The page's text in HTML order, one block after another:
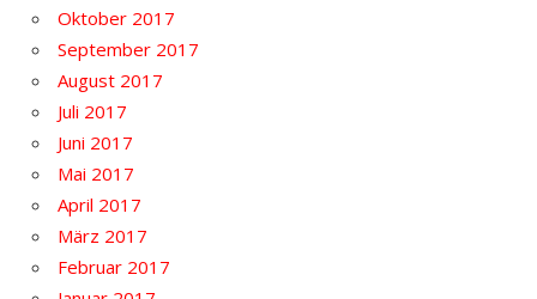
Oktober 2017
September 2017
August 2017
Juli 2017
Juni 2017
Mai 2017
April 2017
März 2017
Februar 2017